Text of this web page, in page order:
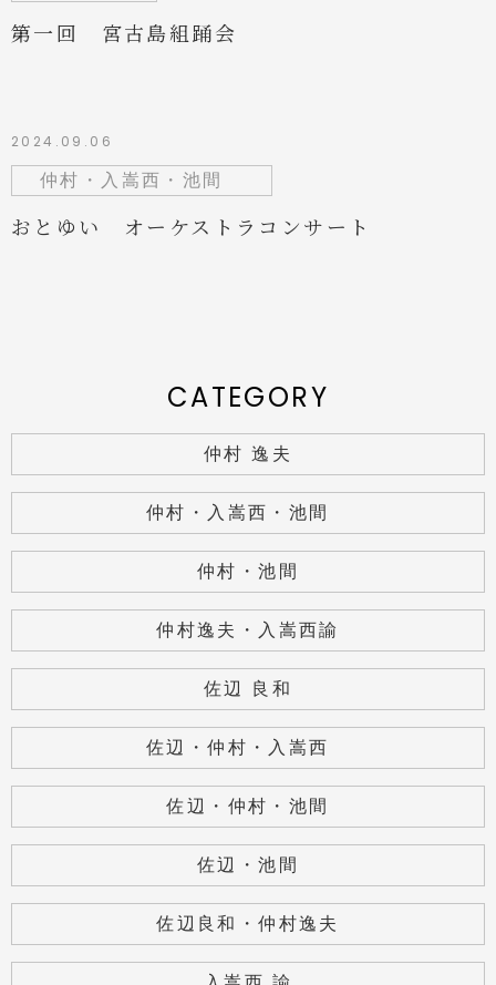
第一回 宮古島組踊会
2024.09.06
仲村・入嵩西・池間
おとゆい オーケストラコンサート
CATEGORY
仲村 逸夫
仲村・入嵩西・池間
仲村・池間
仲村逸夫・入嵩西諭
佐辺 良和
佐辺・仲村・入嵩西
佐辺・仲村・池間
佐辺・池間
佐辺良和・仲村逸夫